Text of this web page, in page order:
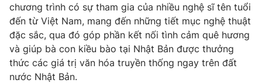
VTV9 VTV8
Liên hệ tòa soạn English
chương trình có sự tham gia của nhiều nghệ sĩ tên tuổi
đến từ Việt Nam, mang đến những tiết mục nghệ thuật
đặc sắc, qua đó góp phần kết nối tình cảm quê hương
và giúp bà con kiều bào tại Nhật Bản được thưởng
thức các giá trị văn hóa truyền thống ngay trên đất
nước Nhật Bản.